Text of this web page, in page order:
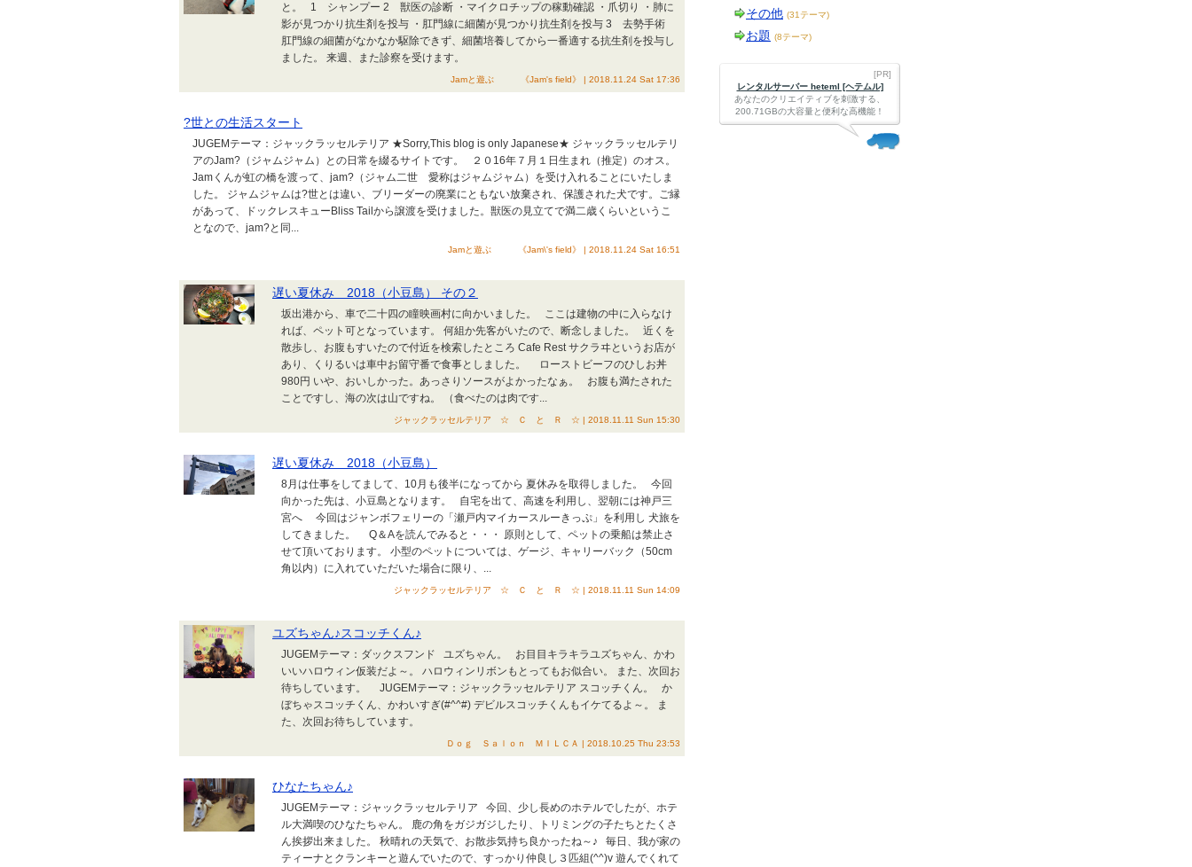
と。 1 シャンプー 2 獣医の診断 ・マイクロチップの稼動確認 ・爪切り ・肺に
影が見つかり抗生剤を投与 ・肛門線に細菌が見つかり抗生剤を投与 3 去勢手術
肛門線の細菌がなかなか駆除できず、細菌培養してから一番適する抗生剤を投与し
ました。 来週、また診察を受けます。
Jamと遊ぶ 《Jam's field》 | 2018.11.24 Sat 17:36
?世との生活スタート
JUGEMテーマ：ジャックラッセルテリア ★Sorry,This blog is only Japanese★ ジャックラッセルテリ
アのJam?（ジャムジャム）との日常を綴るサイトです。 ２０16年７月１日生まれ（推定）のオス。
Jamくんが虹の橋を渡って、jam?（ジャム二世 愛称はジャムジャム）を受け入れることにいたしま
した。 ジャムジャムは?世とは違い、ブリーダーの廃業にともない放棄され、保護された犬です。ご縁
があって、ドックレスキューBliss Tailから譲渡を受けました。獣医の見立てで満二歳くらいというこ
となので、jam?と同...
Jamと遊ぶ 《Jam\'s field》 | 2018.11.24 Sat 16:51
遅い夏休み 2018（小豆島） その２
坂出港から、車で二十四の瞳映画村に向かいました。 ここは建物の中に入らなけ
れば、ペット可となっています。 何組か先客がいたので、断念しました。 近くを
散歩し、お腹もすいたので付近を検索したところ Cafe Rest サクラヰというお店が
あり、くりるいは車中お留守番で食事としました。 ローストビーフのひしお丼
980円 いや、おいしかった。あっさりソースがよかったなぁ。 お腹も満たされた
ことですし、海の次は山ですね。 （食べたのは肉です...
ジャックラッセルテリア ☆ Ｃ と Ｒ ☆ | 2018.11.11 Sun 15:30
遅い夏休み 2018（小豆島）
8月は仕事をしてまして、10月も後半になってから 夏休みを取得しました。 今回
向かった先は、小豆島となります。 自宅を出て、高速を利用し、翌朝には神戸三
宮へ 今回はジャンボフェリーの「瀬戸内マイカースルーきっぷ」を利用し 犬旅を
してきました。 Q＆Aを読んでみると・・・ 原則として、ペットの乗船は禁止さ
せて頂いております。 小型のペットについては、ゲージ、キャリーバック（50cm
角以内）に入れていただいた場合に限り、...
ジャックラッセルテリア ☆ Ｃ と Ｒ ☆ | 2018.11.11 Sun 14:09
ユズちゃん♪スコッチくん♪
JUGEMテーマ：ダックスフンド ユズちゃん。 お目目キラキラユズちゃん、かわ
いいハロウィン仮装だよ～。 ハロウィンリボンもとってもお似合い。 また、次回お
待ちしています。 JUGEMテーマ：ジャックラッセルテリア スコッチくん。 か
ぼちゃスコッチくん、かわいすぎ(#^^#) デビルスコッチくんもイケてるよ～。 ま
た、次回お待ちしています。
Ｄｏｇ Ｓａｌｏｎ ＭＩＬＣＡ | 2018.10.25 Thu 23:53
ひなたちゃん♪
JUGEMテーマ：ジャックラッセルテリア 今回、少し長めのホテルでしたが、ホテ
ル大満喫のひなたちゃん。 鹿の角をガジガジしたり、トリミングの子たちとたくさ
ん挨拶出来ました。 秋晴れの天気で、お散歩気持ち良かったね～♪ 毎日、我が家の
ティーナとクランキーと遊んでいたので、すっかり仲良し３匹組(^^)v 遊んでくれて
その他 (31テーマ)
お題 (8テーマ)
[PR]
レンタルサーバー heteml [ヘテムル]
あなたのクリエイティブを刺激する、
200.71GBの大容量と便利な高機能！